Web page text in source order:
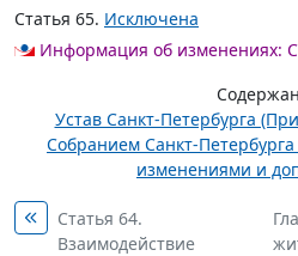
Статья 65. Исключена
Информация об изменениях:
Устав Санкт-Петербурга
Собранием Санкт-Петербурга
изменениями и
Статья 64.
Взаимодействие